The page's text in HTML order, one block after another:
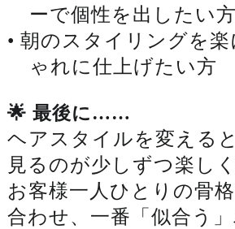
ーで個性を出したい方
• 朝のスタイリングを
ゃれに仕上げたい方
🌟 最後に……
ヘアスタイルを変える
見るのが少しずつ楽し
お客様一人ひとりの骨
合わせ、一番「似合う